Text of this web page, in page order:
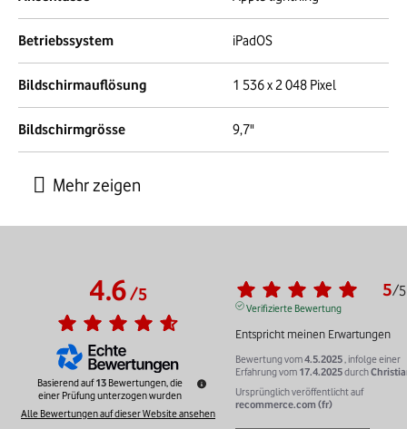
Betriebssystem iPadOS
Bildschirmauflösung 1 536 x 2 048 Pixel
Bildschirmgrösse 9,7"
4.6/5
Basierend auf13 Bewertungen, die
einer Prüfung unterzogen wurden
Alle Bewertungen auf dieser Website ansehen
5/5
Verifizierte Bewertung
Entspricht meinen Erwartungen
Bewertung vom4.5.2025 , infolge einer
Erfahrung vom 17.4.2025durch
Ursprünglich veröffentlicht auf
recommerce.com (fr)